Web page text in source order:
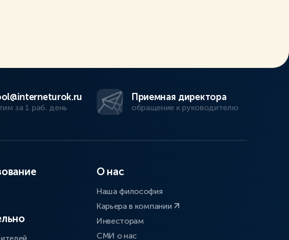
за 1 раб. день
Приемная директора
обращение к руководителю
О нас
Наша философия
Карьера в компании
Инвесторам
СМИ о нас